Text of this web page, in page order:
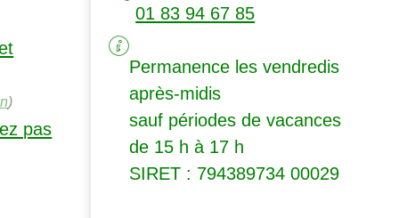
)
pas
01 83 94 67 85
Permanence les vendredis
après-midis
sauf périodes de vacances
de 15 h à 17 h
SIRET : 794389734 00029